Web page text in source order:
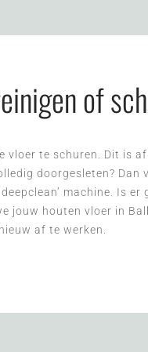
of
vloer te schuren. Dit is
doorgesleten?
machine. Is
jouw houten vloer in
af te werken.